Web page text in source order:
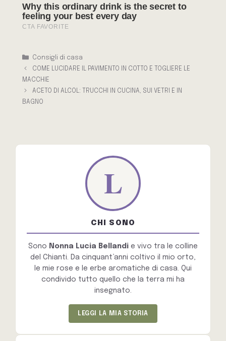
Categorie
Consigli di casa
COME LUCIDARE IL PAVIMENTO IN COTTO E TOGLIERE LE
MACCHIE
ACETO DI ALCOL: TRUCCHI IN CUCINA, SUI VETRI E IN
BAGNO
CHI SONO
Sono Nonna Lucia Bellandi e vivo tra le colline
del Chianti. Da cinquant’anni coltivo il mio orto,
le mie rose e le erbe aromatiche di casa. Qui
condivido tutto quello che la terra mi ha
insegnato.
LEGGI LA MIA STORIA